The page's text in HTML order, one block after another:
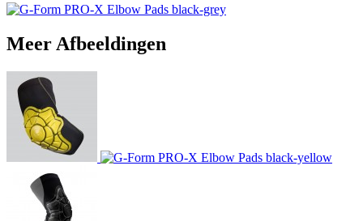
Meer Afbeeldingen